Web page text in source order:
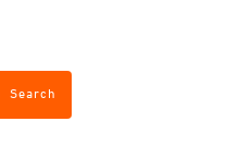
Search